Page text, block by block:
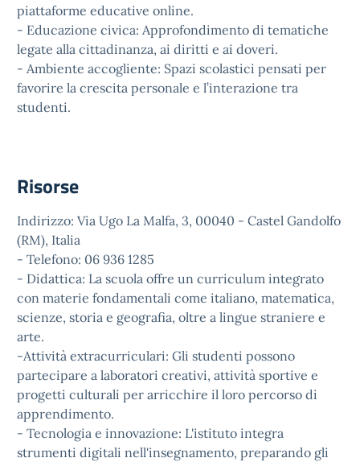
piattaforme educative online.
- Educazione civica: Approfondimento di tematiche
legate alla cittadinanza, ai diritti e ai doveri.
- Ambiente accogliente: Spazi scolastici pensati per
favorire la crescita personale e l’interazione tra
studenti.
Risorse
Indirizzo: Via Ugo La Malfa, 3, 00040 - Castel Gandolfo
(RM), Italia
- Telefono: 06 936 1285
- Didattica: La scuola offre un curriculum integrato
con materie fondamentali come italiano, matematica,
scienze, storia e geografia, oltre a lingue straniere e
arte.
-Attività extracurriculari: Gli studenti possono
partecipare a laboratori creativi, attività sportive e
progetti culturali per arricchire il loro percorso di
apprendimento.
- Tecnologia e innovazione: L'istituto integra
strumenti digitali nell'insegnamento, preparando gli